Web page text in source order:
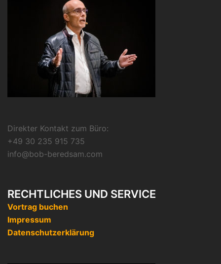
Direkter Kontakt zum Büro:
+49 30 235 915 735
info@bob-beredsam.com
RECHTLICHES UND SERVICE
Vortrag buchen
Impressum
Datenschutzerklärung